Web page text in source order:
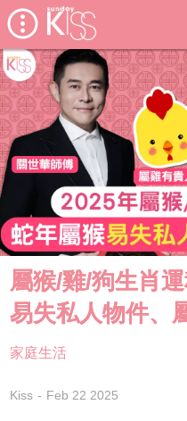
屬猴/雞/狗生肖
易失私人物件、
家庭生活
Kiss Feb 22 2025